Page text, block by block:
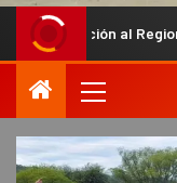
Regional